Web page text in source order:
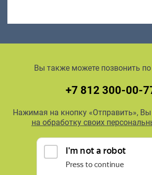
Вы также можете позвонить по
+7 812 300-00-
Нажимая на кнопку «Отправить», Вы
на обработку своих